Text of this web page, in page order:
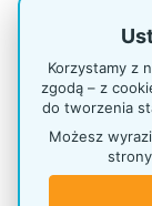
Korzystamy z
zgodą – z
do tworzenia
Możesz